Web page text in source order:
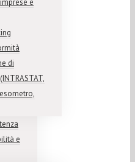
e
di
e